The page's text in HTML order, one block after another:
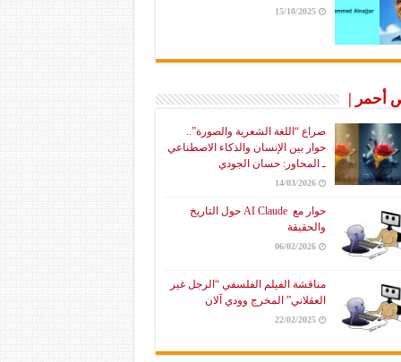
15/10/2025
أحمر |
صراع “اللغة الشعرية والصورة”..
حوار بين الإنسان والذكاء الاصطناعي
ـ المحاور: حسان الجودي
14/03/2026
حوار مع AI Claude حول التاريخ
والحقيقة
06/02/2026
مناقشة الفيلم الفلسفي “الرجل غير
العقلاني” المخرج وودي آلان
22/02/2025